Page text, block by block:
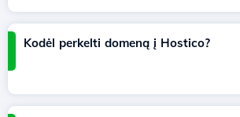
Kodėl perkelti domeną į Hostico?